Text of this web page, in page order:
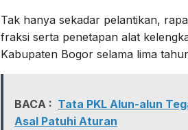
Tak hanya sekadar pelantikan,
fraksi serta penetapan alat
Kabupaten Bogor selama lima
BACA : Tata PKL Alun-alun
Asal Patuhi Aturan